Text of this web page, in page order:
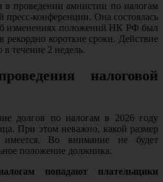
в проведении амнистии по налогам
пресс-конференции. Она состоялась
изменениях положений НК РФ был
рекордно короткие сроки. Действие
течение 2 недель.
налоговой
долгов по налогам в 2026 году
При этом неважно, какой размер
Во внимание не будет
положение должника.
попадают плательщики